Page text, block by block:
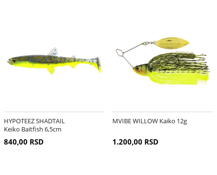
HYPOTEEZ SHADTAIL
Keiko Baitfish 6,5cm
840,00 RSD
MVIBE WILLOW Kaiko 12g
1.200,00 RSD